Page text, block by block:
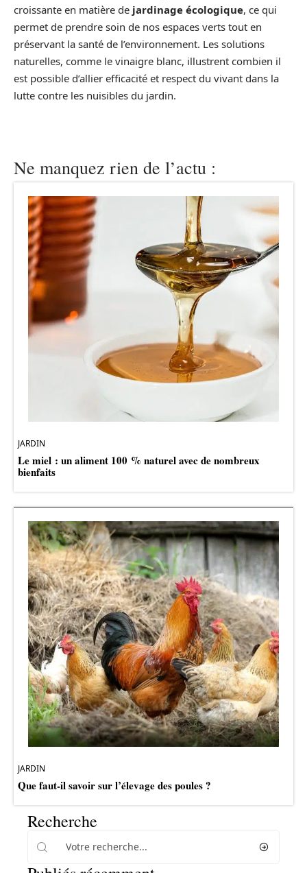
croissante en matière de jardinage écologique, ce qui
permet de prendre soin de nos espaces verts tout en
préservant la santé de l’environnement. Les solutions
naturelles, comme le vinaigre blanc, illustrent combien il
est possible d’allier efficacité et respect du vivant dans la
lutte contre les nuisibles du jardin.
Ne manquez rien de l’actu :
JARDIN
Le miel : un aliment 100 % naturel avec de nombreux
bienfaits
JARDIN
Que faut-il savoir sur l’élevage des poules ?
Recherche